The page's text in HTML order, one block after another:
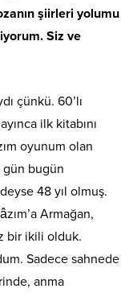
şiirleri yolumu
Siz ve
çünkü. 60’lı
ilk kitabını
oyunum olan
gün bugün
48 yıl olmuş.
Armağan,
bir ikili olduk.
Sadece sahnede
anma